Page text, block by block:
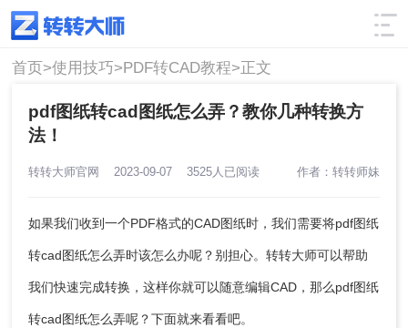
使用技巧 筛选
首页>使用技巧>PDF转CAD教程>正文
pdf图纸转cad图纸怎么弄？教你几种转换方
法！
转转大师官网 2023-09-07 3525人已阅读 作者：转转师妹
如果我们收到一个PDF格式的CAD图纸时，我们需要将pdf图纸
转cad图纸怎么弄时该怎么办呢？别担心。转转大师可以帮助
我们快速完成转换，这样你就可以随意编辑CAD，那么pdf图纸
转cad图纸怎么弄呢？下面就来看看吧。